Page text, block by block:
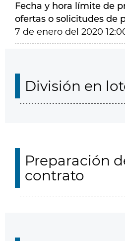
Fecha y hora límite de
ofertas o solicitudes de
7 de enero del 2020
División en
Preparación
contrato